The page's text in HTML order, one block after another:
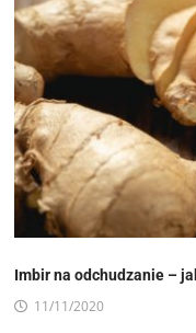
Imbir na odchudzanie –
11/11/2020